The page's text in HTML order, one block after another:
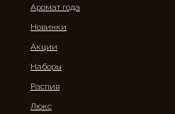
Аромат года
Новинки
Акции
Наборы
Распив
Люкс